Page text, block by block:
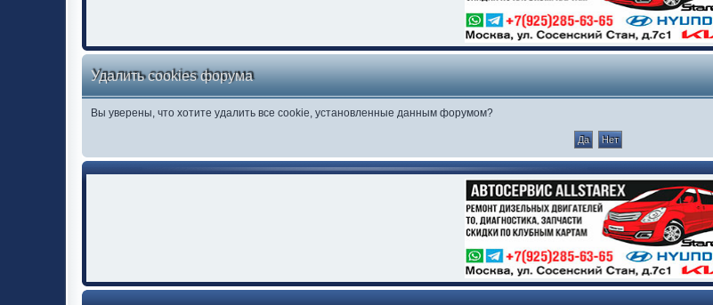
Удалить cookies форума
Вы уверены, что хотите удалить все cookie, установленные данным форумом?